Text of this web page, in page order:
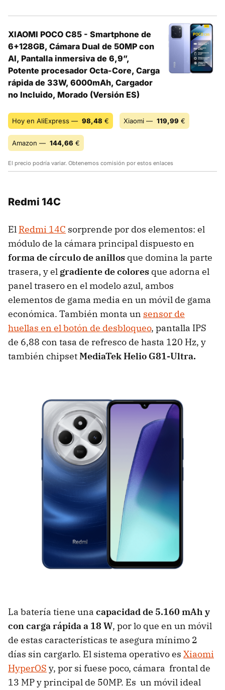
XIAOMI POCO C85 - Smartphone de
6+128GB, Cámara Dual de 50MP con
AI, Pantalla inmersiva de 6,9”,
Potente procesador Octa-Core, Carga
rápida de 33W, 6000mAh, Cargador
no Incluido, Morado (Versión ES)
Hoy en AliExpress — 98,48 € Xiaomi — 119,99 €
Amazon — 144,66 €
El precio podría variar. Obtenemos comisión por estos enlaces
Redmi 14C
El Redmi 14C sorprende por dos elementos: el
módulo de la cámara principal dispuesto en
forma de círculo de anillos que domina la parte
trasera, y el gradiente de colores que adorna el
panel trasero en el modelo azul, ambos
elementos de gama media en un móvil de gama
económica. También monta un sensor de
huellas en el botón de desbloqueo, pantalla IPS
de 6,88 con tasa de refresco de hasta 120 Hz, y
también chipsetMediaTek Helio G81-Ultra.
La batería tiene una capacidad de 5.160 mAh y
con carga rápida a 18 W, por lo que en un móvil
de estas características te asegura mínimo 2
días sin cargarlo. El sistema operativo es Xiaomi
HyperOS y, por si fuese poco, cámara frontal de
13 MP y principal de 50MP. Es un móvil ideal